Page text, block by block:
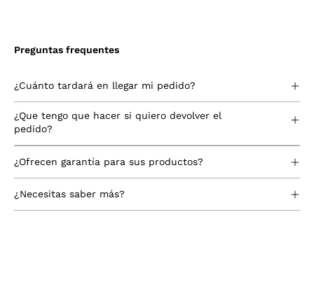
Preguntas frequentes
¿Cuánto tardará en llegar mi pedido?
¿Que tengo que hacer si quiero devolver el
pedido?
¿Ofrecen garantía para sus productos?
¿Necesitas saber más?